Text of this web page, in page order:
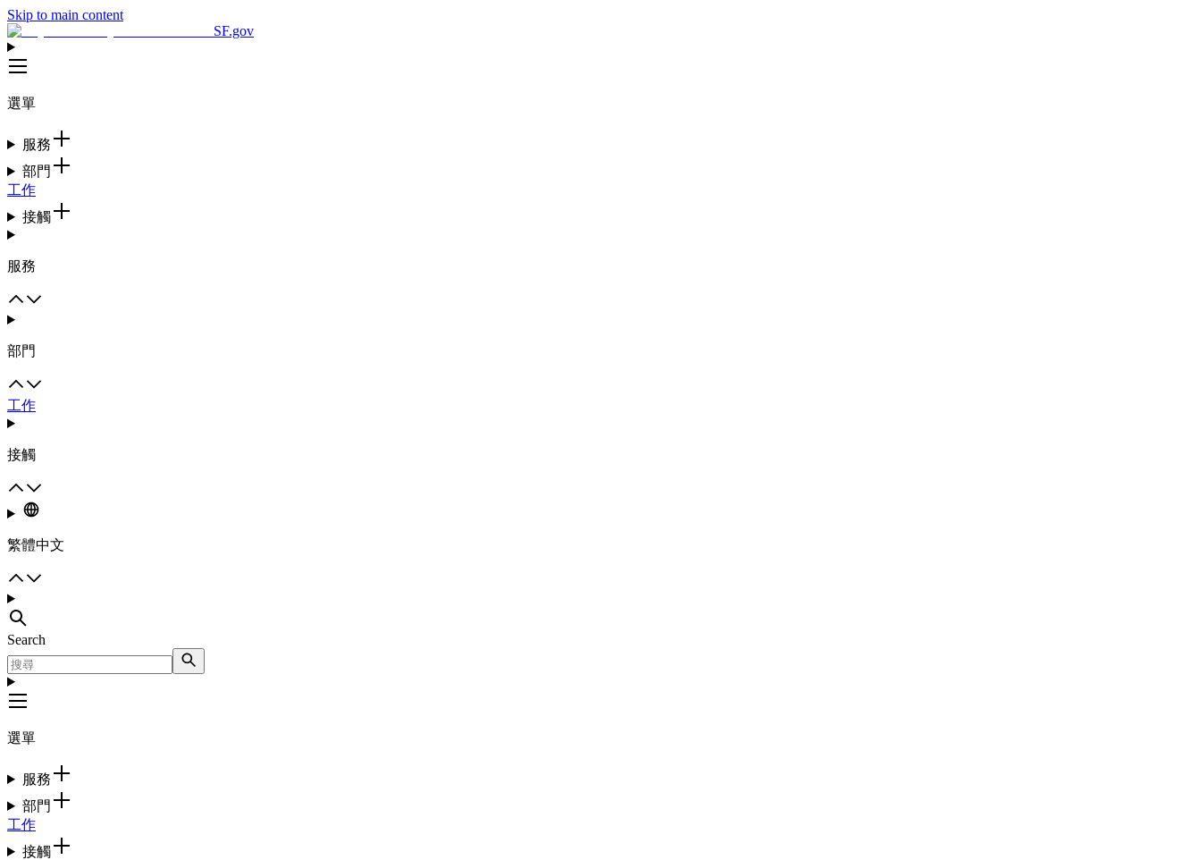
Skip to main content
SF.gov
選單
服務
部門
工作
接觸
服務
部門
工作
接觸
繁體中文
Search
選單
服務
部門
工作
接觸